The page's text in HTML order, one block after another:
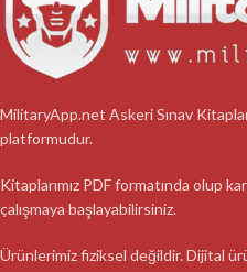
MilitaryApp.net Askeri Sınav
platformudur.
Kitaplarımız PDF formatında olup
çalışmaya başlayabilirsiniz.
Ürünlerimiz fiziksel değildir. Dijital